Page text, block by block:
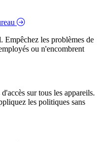
Empêchez les problèmes de
ou n'encombrent
sur tous les appareils.
les politiques sans